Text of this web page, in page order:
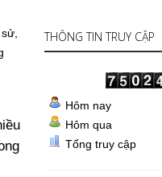
THÔNG TIN TRUY CẬP
Hôm nay
Hôm qua
Tổng truy cập